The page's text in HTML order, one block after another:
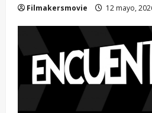
Filmakersmovie 12 mayo,